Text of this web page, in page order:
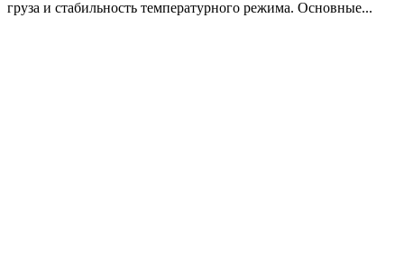
груза и стабильность температурного режима. Основные...